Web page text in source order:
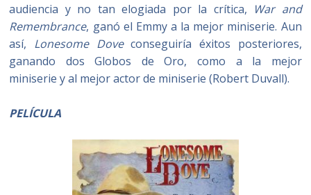
audiencia y no tan elogiada por la crítica, War and
Remembrance, ganó el Emmy a la mejor miniserie. Aun
así, Lonesome Doveconseguiría éxitos posteriores,
ganando dos Globos de Oro, como a la mejor
miniserie y al mejor actor de miniserie (Robert Duvall).
PELÍCULA